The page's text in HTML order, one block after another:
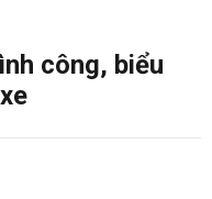
công, biểu